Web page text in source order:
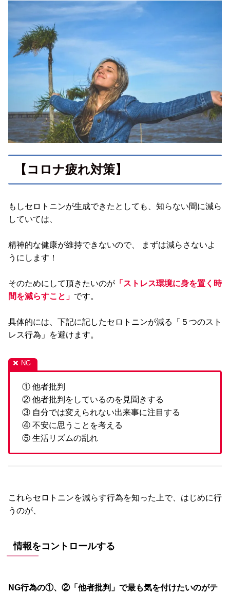
【コロナ疲れ対策】
もしセロトニンが生成できたとしても、知らない間に減ら
していては、
精神的な健康が維持できないので、 まずは減らさないよ
うにします！
そのためにして頂きたいのが 「ストレス環境に身を置く時
間を減らすこと」 です。
具体的には、下記に記したセロトニンが減る「５つのスト
レス行為」を避けます。
① 他者批判
② 他者批判をしているのを見聞きする
③ 自分では変えられない出来事に注目する
④ 不安に思うことを考える
⑤ 生活リズムの乱れ
これらセロトニンを減らす行為を知った上で、はじめに行
うのが、
情報をコントロールする
NG行為の①、②「他者批判」で最も気を付けたいのがテ